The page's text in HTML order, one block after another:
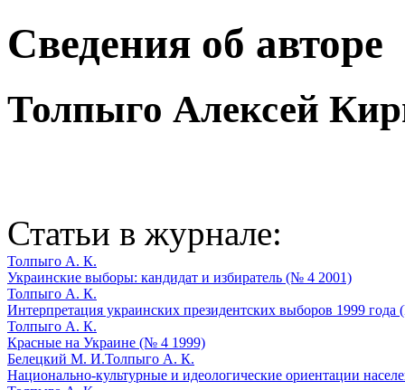
Сведения об авторе
Толпыго Алексей
Статьи в журнале:
Толпыго А. К.
Украинские выборы: кандидат и избиратель (№ 4 2001)
Толпыго А. К.
Интерпретация украинских президентских выборов 1999
Толпыго А. К.
Красные на Украине (№ 4 1999)
Белецкий М. И.Толпыго А. К.
Национально-культурные и идеологические ориентации